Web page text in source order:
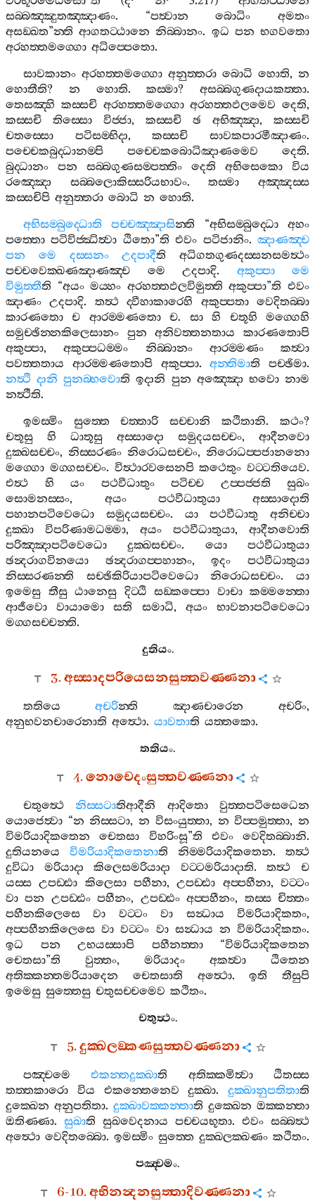
සබ‍්බඤ‍්ඤුතඤ‍්ඤාණං. “පත්‍වාන බොධිං
අමතං
අසඞ‍්ඛත”න‍්ති ආගතට‍්ඨානෙ නිබ‍්බානං. ඉධ පන භගවතො
අරහත‍්තමග‍්ගො අධිප‍්පෙතො.
සාවකානං අරහත‍්තමග‍්ගො අනුත‍්තරා බොධි හොති,න
හොතීති? න හොති.කස‍්මා? අසබ‍්බගුණදායකත‍්තා.
තෙසඤ‍්හි කස‍්සචි අරහත‍්තමග‍්ගො අරහත‍්තඵලමෙව දෙති,
කස‍්සචි
තිස‍්සො විජ‍්ජා, කස‍්සචි ඡ අභිඤ‍්ඤා, කස‍්සචි
චතස‍්සො
පටිසම‍්භිදා,කස‍්සචි සාවකපාරමීඤාණං.
පච‍්චෙකබුද‍්ධානම‍්පි
පච‍්චෙකබොධිඤාණමෙව දෙති.
බුද‍්ධානං
පන සබ‍්බගුණසම‍්පත‍්තිං දෙති අභිසෙකො
විය
රඤ‍්ඤො
සබ‍්බලොකිස‍්සරියභාවං.තස‍්මා
අඤ‍්ඤස‍්ස
කස‍්සචිපි අනුත‍්තරා බොධි න හොති.
අභිසම‍්බුද‍්ධොති
පච‍්චඤ‍්ඤාසින‍්ති “අභිසම‍්බුද‍්ධො
අහං
පත‍්තො පටිවිජ‍්ඣිත්‍වා ඨිතො”ති එවං පටිජානිං.ඤාණඤ‍්ච
පන
මෙ දස‍්සනං උදපාදීති
අධිගතගුණදස‍්සනසමත්‍ථං
පච‍්චවෙක‍්ඛණඤාණඤ‍්ච
මෙ උදපාදි. අකුප‍්පා
මෙ
විමුත‍්තීති “අයං මය‍්හං අරහත‍්තඵලවිමුත‍්ති අකුප‍්පා”ති එවං
ඤාණං
උදපාදි. තත්‍ථ ද‍්වීහාකාරෙහි අකුප‍්පතා
වෙදිතබ‍්බා
කාරණතො
ච ආරම‍්මණතො ච. සා හි චතූහි
මග‍්ගෙහි
සමුච‍්ඡින‍්නකිලෙසානං
පුන අනිවත‍්තනතාය
කාරණතොපි
අකුප‍්පා,අකුප‍්පධම‍්මං නිබ‍්බානං ආරම‍්මණං
කත්‍වා
පවත‍්තතාය
ආරම‍්මණතොපි අකුප‍්පා.අන‍්තිමාති පච‍්ඡිමා.
නත්‍ථි දානි පුනබ‍්භවොති ඉදානි පුන අඤ‍්ඤො භවො නාම
නත්‍ථීති.
ඉමස‍්මිං
සුත‍්තෙ චත‍්තාරි සච‍්චානි කථිතානි. කථං?
චතූසු
හි ධාතූසු අස‍්සාදො සමුදයසච‍්චං, ආදීනවො
දුක‍්ඛසච‍්චං, නිස‍්සරණං නිරොධසච‍්චං, නිරොධප‍්පජානනො
මග‍්ගො මග‍්ගසච‍්චං. විත්‍ථාරවසෙනපි කථෙතුං වට‍්ටතියෙව.
එත්‍ථ
හි යං පථවීධාතුං පටිච‍්ච උප‍්පජ‍්ජති
සුඛං
සොමනස‍්සං, අයං පථවීධාතුයා
අස‍්සාදොති
පහානපටිවෙධො
සමුදයසච‍්චං. යා පථවීධාතු
අනිච‍්චා
දුක‍්ඛා
විපරිණාමධම‍්මා, අයං පථවීධාතුයා, ආදීනවොති
පරිඤ‍්ඤාපටිවෙධො
දුක‍්ඛසච‍්චං. යො
පථවීධාතුයා
ඡන්‍දරාගවිනයො
ඡන්‍දරාගප‍්පහානං,ඉදං
පථවීධාතුයා
නිස‍්සරණන‍්ති
සච‍්ඡිකිරියාපටිවෙධො නිරොධසච‍්චං.යා
ඉමෙසු තීසු ඨානෙසු දිට‍්ඨි සඞ‍්කප‍්පො වාචා කම‍්මන‍්තො
ආජීවො
වායාමො සති සමාධි, අයං
භාවනාපටිවෙධො
මග‍්ගසච‍්චන‍්ති.
දුතියං.
3.අස‍්සාදපරියෙසනසුත‍්තවණ‍්ණනා
තතියෙ අචරින‍්ති ඤාණචාරෙන අචරිං,
අනුභවනචාරෙනාති අත්‍ථො. යාවතාති යත‍්තකො.
තතියං.
4.නොචෙදංසුත‍්තවණ‍්ණනා
චතුත්‍ථෙ නිස‍්සටාතිආදීනි ආදිතො
වුත‍්තපටිසෙධෙන
යොජෙත්‍වා “න නිස‍්සටා,න විසංයුත‍්තා, න විප‍්පමුත‍්තා,න
විමරියාදිකතෙන
චෙතසා විහරිංසූ”ති එවං වෙදිතබ‍්බානි.
දුතියනයෙ
විමරියාදිකතෙනාති නිම‍්මරියාදිකතෙන. තත්‍ථ
දුවිධා
මරියාදා කිලෙසමරියාදා වට‍්ටමරියාදාති.තත්‍ථ
ච
යස‍්ස උපඩ‍්ඪා කිලෙසා පහීනා,උපඩ‍්ඪා අප‍්පහීනා,වට‍්ටං
වා පන උපඩ‍්ඪං පහීනං, උපඩ‍්ඪං අප‍්පහීනං, තස‍්ස චිත‍්තං
පහීනකිලෙසෙ
වා වට‍්ටං වා සන්‍ධාය විමරියාදිකතං,
අප‍්පහීනකිලෙසෙ වා වට‍්ටං වා සන්‍ධාය න විමරියාදිකතං.
ඉධ
පන උභයස‍්සාපි පහීනත‍්තා“විමරියාදිකතෙන
චෙතසා”ති වුත‍්තං, මරියාදං අකත්‍වා
ඨිතෙන
අතික‍්කන‍්තමරියාදෙන
චෙතසාති අත්‍ථො.ඉති
තීසුපි
ඉමෙසු සුත‍්තෙසු චතුසච‍්චමෙව කථිතං.
චතුත්‍ථං.
5.දුක‍්ඛලඞ‍්කණසුත‍්තවණ‍්ණනා
පඤ‍්චමෙ එකන‍්තදුක‍්ඛාති අතික‍්කමිත්‍වා
ඨිතස‍්ස
තත‍්තකාරො
විය එකන‍්තෙනෙව දුක‍්ඛා. දුක‍්ඛානුපතිතාති
දුක‍්ඛෙන අනුපතිතා. දුක‍්ඛාවක‍්කන‍්තාති දුක‍්ඛෙන ඔක‍්කන‍්තා
ඔතිණ‍්ණා. සුඛාති සුඛවෙදනාය පච‍්චයභූතා. එවං සබ‍්බත්‍ථ
අත්‍ථො වෙදිතබ‍්බො. ඉමස‍්මිං සුත‍්තෙ දුක‍්ඛලක‍්ඛණං කථිතං.
පඤ‍්චමං.
6-10.අභිනන්‍දනසුත‍්තාදිවණ‍්ණනා